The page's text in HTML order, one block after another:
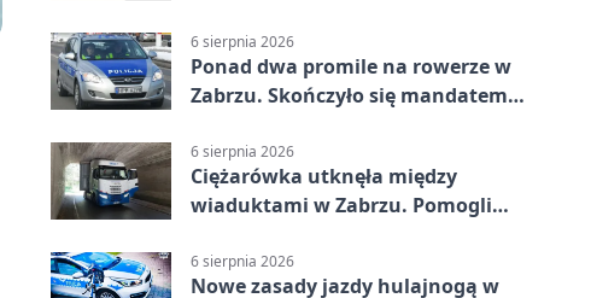
6 sierpnia 2026
Ponad dwa promile na rowerze w
Zabrzu. Skończyło się mandatem
6 sierpnia 2026
Ciężarówka utknęła między
wiaduktami w Zabrzu. Pomogli
6 sierpnia 2026
Nowe zasady jazdy hulajnogą w